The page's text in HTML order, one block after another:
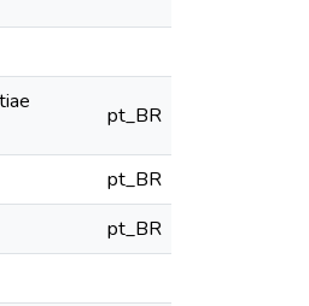
pt_BR
pt_BR
pt_BR